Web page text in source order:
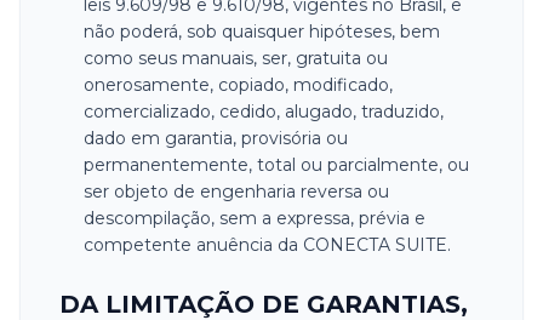
leis 9.609/98 e 9.610/98, vigentes no Brasil, e
não poderá, sob quaisquer hipóteses, bem
como seus manuais, ser, gratuita ou
onerosamente, copiado, modificado,
comercializado, cedido, alugado, traduzido,
dado em garantia, provisória ou
permanentemente, total ou parcialmente, ou
ser objeto de engenharia reversa ou
descompilação, sem a expressa, prévia e
competente anuência da CONECTA SUITE.
DA LIMITAÇÃO DE GARANTIAS,